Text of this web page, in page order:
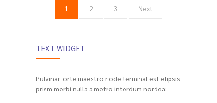
1 2 3 Next
TEXT WIDGET
Pulvinar forte maestro node terminal est elipsis
prism morbi nulla a metro interdum nordea: